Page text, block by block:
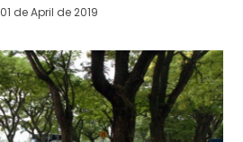
01 de April de 2019